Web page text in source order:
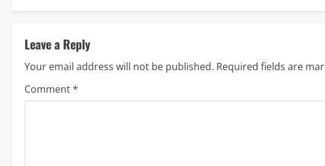
i
n
u
Leave a Reply
Your email address will not be published. Required fields are
Comment*